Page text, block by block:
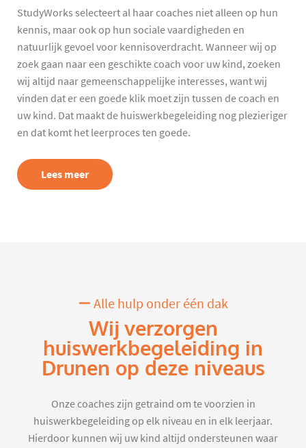
StudyWorks selecteert al haar coaches niet alleen op hun
kennis, maar ook op hun sociale vaardigheden en
natuurlijk gevoel voor kennisoverdracht. Wanneer wij op
zoek gaan naar een geschikte coach voor uw kind, zoeken
wij altijd naar gemeenschappelijke interesses, want wij
vinden dat er een goede klik moet zijn tussen de coach en
uw kind. Dat maakt de huiswerkbegeleiding nog plezieriger
en dat komt het leerproces ten goede.
Lees meer
Alle hulp onder één dak
Wij verzorgen
huiswerkbegeleiding in
Drunen op deze niveaus
Onze coaches zijn getraind om te voorzien in
huiswerkbegeleiding op elk niveau en in elk leerjaar.
Hierdoor kunnen wij uw kind altijd ondersteunen waar